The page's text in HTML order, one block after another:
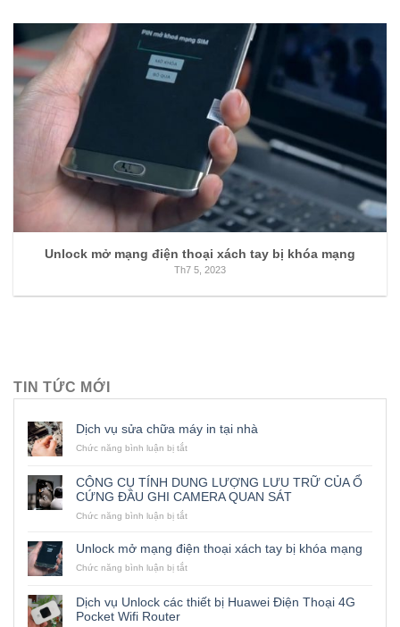
Unlock mở mạng điện thoại xách tay bị khóa mạng
Th7 5, 2023
TIN TỨC MỚI
Dịch vụ sửa chữa máy in tại nhà
Chức năng bình luận bị tắtở
sửa
chữa
máy
nhà
CÔNG CỤ TÍNH DUNG LƯỢNG LƯU TRỮ CỦA Ổ
CỨNG ĐẦU GHI CAMERA QUAN SÁT
Chức năng bình luận bị tắtở
CỤ
TÍNH
DUNG
LƯU
TRỮ
Unlock mở mạng điện thoại xách tay bị khóa mạng
Chức năng bình luận bị tắtở
mạng
Dịch vụ Unlock các thiết bị Huawei Điện Thoại 4G
Pocket Wifi Router